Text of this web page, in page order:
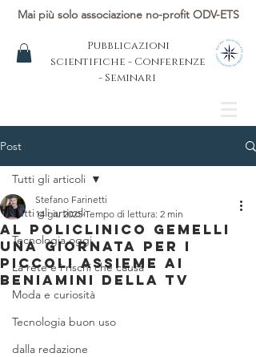
Mai più solo associazione no-profit ODV-ETS
Pubblicazioni
scientifiche - Conferenze
- Seminari
Post
Tutti gli articoli
Tecnologia oggi
La rete e i rischi che causa
Moda e curiosità
Tecnologia buon uso
dalla redazione
Tutti gli articoli
Al Policlinico Gemelli
una giornata per i
piccoli assieme ai
beniamini della tv
Stefano Farinetti
14 giu 2025 Tempo di lettura: 2 min